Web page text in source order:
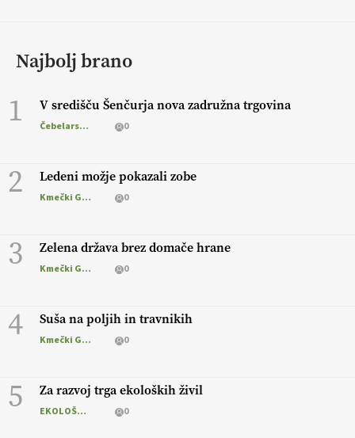
Najbolj brano
1 V središču Šenčurja nova zadružna trgovina
Čebelarstvo 0
2 Ledeni možje pokazali zobe
Kmečki Glas 0
3 Zelena država brez domače hrane
Kmečki Glas 0
4 Suša na poljih in travnikih
Kmečki Glas 0
5 Za razvoj trga ekoloških živil
EKOLOŠKO LOGIČNO 0